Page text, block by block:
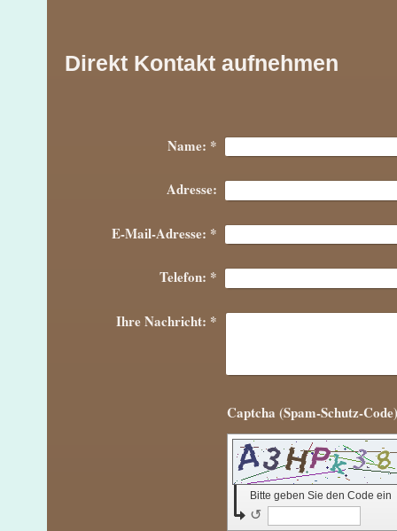
Direkt Kontakt aufnehmen
Name: *
Adresse:
E-Mail-Adresse: *
Telefon: *
Ihre Nachricht: *
Bitte geben Sie den Code ein
↺